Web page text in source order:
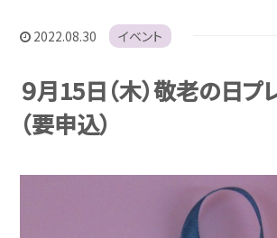
2022.08.30 イベント
９月15日（木）敬老の日プ
（要申込）